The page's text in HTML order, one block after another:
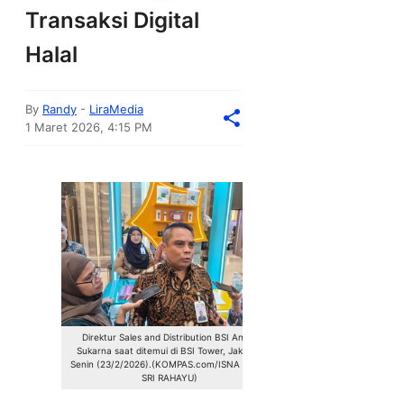
Transaksi Digital
Halal
By Randy - LiraMedia
1 Maret 2026, 4:15 PM
Direktur Sales and Distribution BSI Anton
Sukarna saat ditemui di BSI Tower, Jakarta,
Senin (23/2/2026).(KOMPAS.com/ISNA RIFKA
SRI RAHAYU)